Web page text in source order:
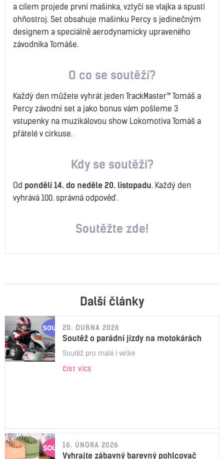
a cílem projede první mašinka, vztyčí se vlajka a spustí
ohňostroj. Set obsahuje mašinku Percy s jedinečným
designem a speciálně aerodynamicky upraveného
závodníka Tomáše.
O co se soutěží?
Každý den můžete vyhrát jeden TrackMaster™ Tomáš a
Percy závodní set a jako bonus vám pošleme 3
vstupenky na muzikálovou show Lokomotiva Tomáš a
přátelé v cirkuse.
Kdy se soutěží?
Od pondělí 14. do neděle 20. listopadu. Každý den
vyhrává 100. správná odpověď.
Soutěžte zde!
Další články
20. DUBNA 2026
Soutěž o parádní jízdy na motokárách
Soutěž pro malé i velké
ČÍST VÍCE
16. ÚNORA 2026
Vyhrajte zábavný barevný pohlcovač